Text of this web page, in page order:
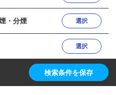
・分煙 選択
選択
検索条件を保存